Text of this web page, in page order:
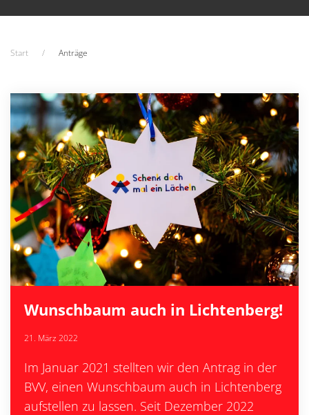
Start Anträge
Wunschbaum auch in Lichtenberg!
21. März 2022
Im Januar 2021 stellten wir den Antrag in der
BVV, einen Wunschbaum auch in Lichtenberg
aufstellen zu lassen. Seit Dezember 2022